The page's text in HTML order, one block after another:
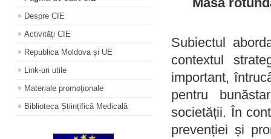
Despre CIE
Activități CIE
Republica Moldova și UE
Link-uri utile
Materiale promoţionale
Biblioteca Științifică Medicală
Subiectul
contextul
important,
pentru
societății. În
prevenției și